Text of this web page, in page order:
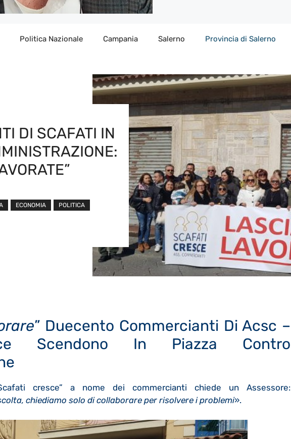
Politica Nazionale Campania Salerno Provincia di Salerno
DI SCAFATI IN
ECONOMIA
POLITICA
” Duecento Commercianti Di Acsc –
Scendono In Piazza Contro
cresce” a nome dei commercianti chiede un Assessore:
chiediamo solo di collaborare per risolvere i problemi».